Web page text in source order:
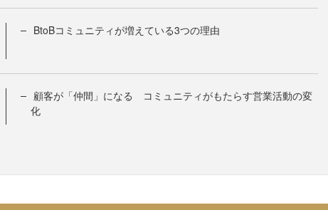
BtoBコミュニティが増えている3つの理由
顧客が「仲間」になる コミュニティがもたらす営業活動の変
化